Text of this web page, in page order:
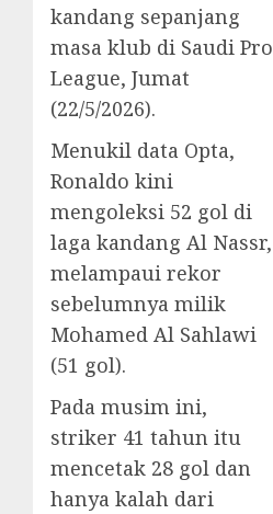
kandang sepanjang
masa klub di Saudi Pro
League, Jumat
(22/5/2026).
Menukil data Opta,
Ronaldo kini
mengoleksi 52 gol di
laga kandang Al Nassr,
melampaui rekor
sebelumnya milik
Mohamed Al Sahlawi
(51 gol).
Pada musim ini,
striker 41 tahun itu
mencetak 28 gol dan
hanya kalah dari